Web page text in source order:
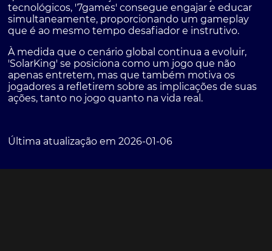
tecnológicos, '7games' consegue engajar e educar
simultaneamente, proporcionando um gameplay
que é ao mesmo tempo desafiador e instrutivo.
À medida que o cenário global continua a evoluir,
'SolarKing' se posiciona como um jogo que não
apenas entretem, mas que também motiva os
jogadores a refletirem sobre as implicações de suas
ações, tanto no jogo quanto na vida real.
Última atualização em 2026-01-06